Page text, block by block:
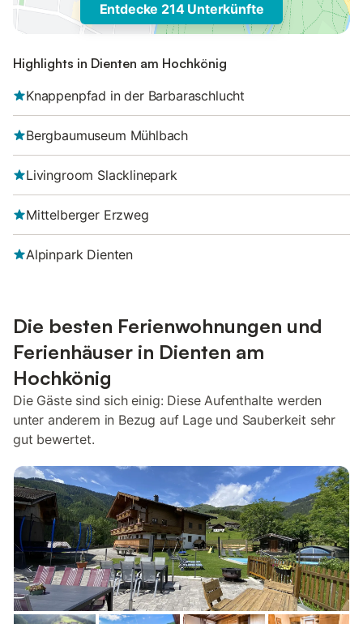
Entdecke 214 Unterkünfte
Highlights in Dienten am Hochkönig
Knappenpfad in der Barbaraschlucht
Bergbaumuseum Mühlbach
Livingroom Slacklinepark
Mittelberger Erzweg
Alpinpark Dienten
Die besten Ferienwohnungen und
Ferienhäuser in Dienten am
Hochkönig
Die Gäste sind sich einig: Diese Aufenthalte werden
unter anderem in Bezug auf Lage und Sauberkeit sehr
gut bewertet.